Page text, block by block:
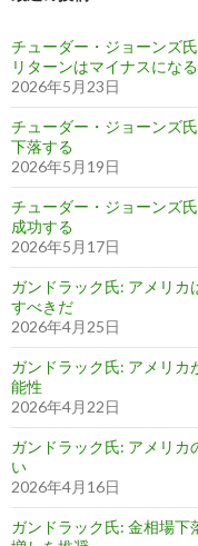
チューダー・ジョーンズ
リターンはマイナスになる
2026年5月23日
チューダー・ジョーンズ
下落する
2026年5月19日
チューダー・ジョーンズ
成功する
2026年5月17日
ガンドラック氏: アメリカ
すべきだ
2026年4月25日
ガンドラック氏: アメリ
能性
2026年4月22日
ガンドラック氏: アメリ
い
2026年4月16日
ガンドラック氏: 金相場